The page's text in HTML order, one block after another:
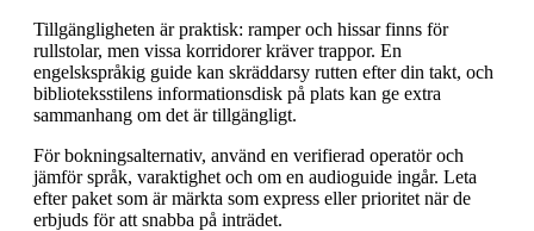
Tillgängligheten är praktisk: ramper och hissar finns för
rullstolar, men vissa korridorer kräver trappor. En
engelskspråkig guide kan skräddarsy rutten efter din takt, och
biblioteksstilens informationsdisk på plats kan ge extra
sammanhang om det är tillgängligt.
För bokningsalternativ, använd en verifierad operatör och
jämför språk, varaktighet och om en audioguide ingår. Leta
efter paket som är märkta som express eller prioritet när de
erbjuds för att snabba på inträdet.